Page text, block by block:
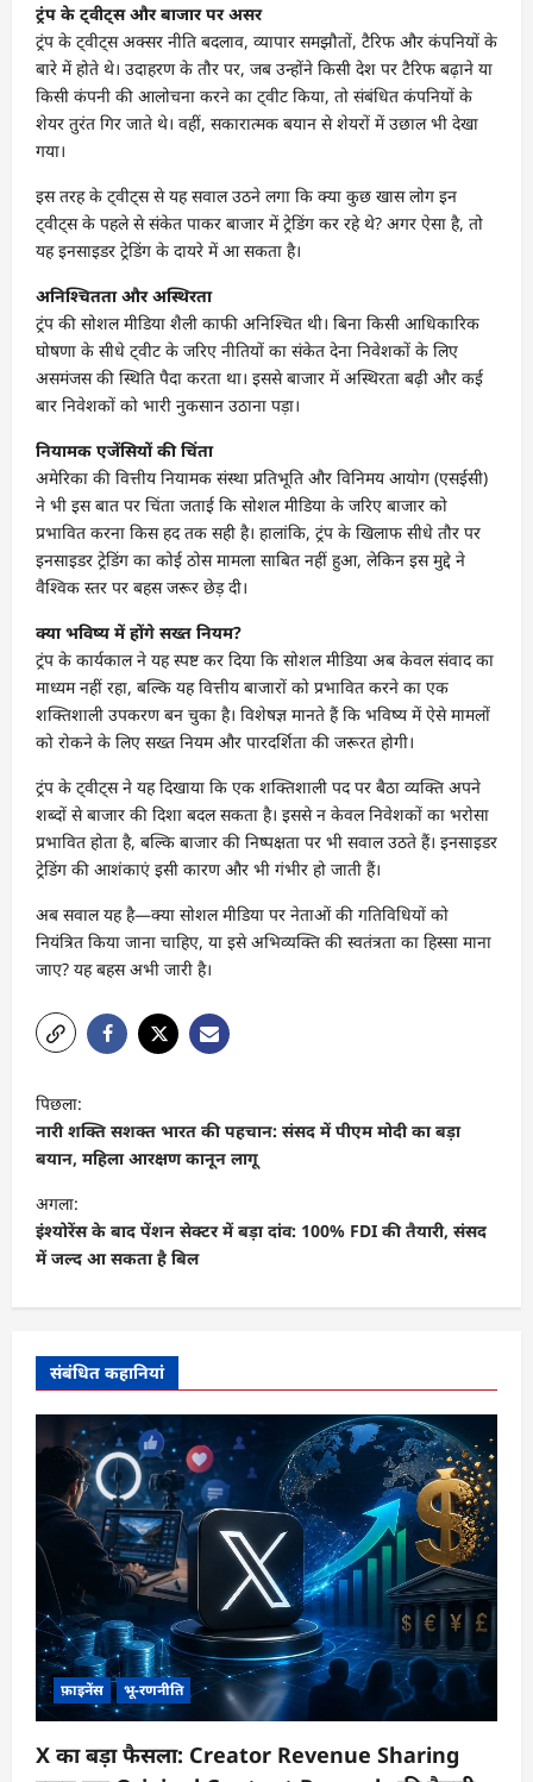
ट्रंप के ट्वीट्स और बाजार पर असर
ट्रंप के ट्वीट्स अक्सर नीति बदलाव, व्यापार समझौतों, टैरिफ और कंपनियों के
बारे में होते थे। उदाहरण के तौर पर, जब उन्होंने किसी देश पर टैरिफ बढ़ाने या
किसी कंपनी की आलोचना करने का ट्वीट किया, तो संबंधित कंपनियों के
शेयर तुरंत गिर जाते थे। वहीं, सकारात्मक बयान से शेयरों में उछाल भी देखा
गया।
इस तरह के ट्वीट्स से यह सवाल उठने लगा कि क्या कुछ खास लोग इन
ट्वीट्स के पहले से संकेत पाकर बाजार में ट्रेडिंग कर रहे थे? अगर ऐसा है, तो
यह इनसाइडर ट्रेडिंग के दायरे में आ सकता है।
अनिश्चितता और अस्थिरता
ट्रंप की सोशल मीडिया शैली काफी अनिश्चित थी। बिना किसी आधिकारिक
घोषणा के सीधे ट्वीट के जरिए नीतियों का संकेत देना निवेशकों के लिए
असमंजस की स्थिति पैदा करता था। इससे बाजार में अस्थिरता बढ़ी और कई
बार निवेशकों को भारी नुकसान उठाना पड़ा।
नियामक एजेंसियों की चिंता
अमेरिका की वित्तीय नियामक संस्था प्रतिभूति और विनिमय आयोग (एसईसी)
ने भी इस बात पर चिंता जताई कि सोशल मीडिया के जरिए बाजार को
प्रभावित करना किस हद तक सही है। हालांकि, ट्रंप के खिलाफ सीधे तौर पर
इनसाइडर ट्रेडिंग का कोई ठोस मामला साबित नहीं हुआ, लेकिन इस मुद्दे ने
वैश्विक स्तर पर बहस जरूर छेड़ दी।
क्या भविष्य में होंगे सख्त नियम?
ट्रंप के कार्यकाल ने यह स्पष्ट कर दिया कि सोशल मीडिया अब केवल संवाद का
माध्यम नहीं रहा, बल्कि यह वित्तीय बाजारों को प्रभावित करने का एक
शक्तिशाली उपकरण बन चुका है। विशेषज्ञ मानते हैं कि भविष्य में ऐसे मामलों
को रोकने के लिए सख्त नियम और पारदर्शिता की जरूरत होगी।
ट्रंप के ट्वीट्स ने यह दिखाया कि एक शक्तिशाली पद पर बैठा व्यक्ति अपने
शब्दों से बाजार की दिशा बदल सकता है। इससे न केवल निवेशकों का भरोसा
प्रभावित होता है, बल्कि बाजार की निष्पक्षता पर भी सवाल उठते हैं। इनसाइडर
ट्रेडिंग की आशंकाएं इसी कारण और भी गंभीर हो जाती हैं।
अब सवाल यह है—क्या सोशल मीडिया पर नेताओं की गतिविधियों को
नियंत्रित किया जाना चाहिए, या इसे अभिव्यक्ति की स्वतंत्रता का हिस्सा माना
जाए? यह बहस अभी जारी है।
पो
स्ट
ने
वि
गे
श
न
पिछला:
नारी शक्ति सशक्त भारत की पहचान: संसद में पीएम मोदी का बड़ा
बयान, महिला आरक्षण कानून लागू
अगला:
इंश्योरेंस के बाद पेंशन सेक्टर में बड़ा दांव: 100% FDI की तैयारी, संसद
में जल्द आ सकता है बिल
संबंधित कहानियां
फ़ाइनेंस भू-रणनीति
X का बड़ा फैसला: Creator Revenue Sharing